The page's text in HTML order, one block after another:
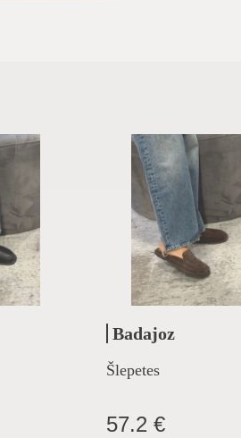
Badajoz
Šlepetes
57.2 €